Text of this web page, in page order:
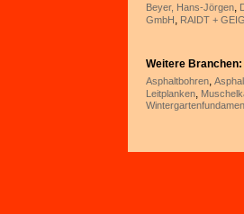
Beyer, Hans-Jörgen,
GmbH, RAIDT +
Weitere Branchen:
Asphaltbohren,
Leitplanken,